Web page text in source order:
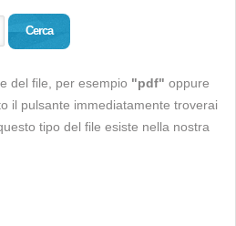
Cerca
del file, per esempio "pdf" oppure
il pulsante immediatamente troverai
tipo del file esiste nella nostra